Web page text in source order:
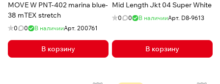
MOVE W PNT-402 marina blue-
38 mTEX stretch
0 0 В наличииАрт. 200761
В корзину
Mid Length Jkt 04 Super White
0 0 В наличииАрт. D8-9613
В корзину